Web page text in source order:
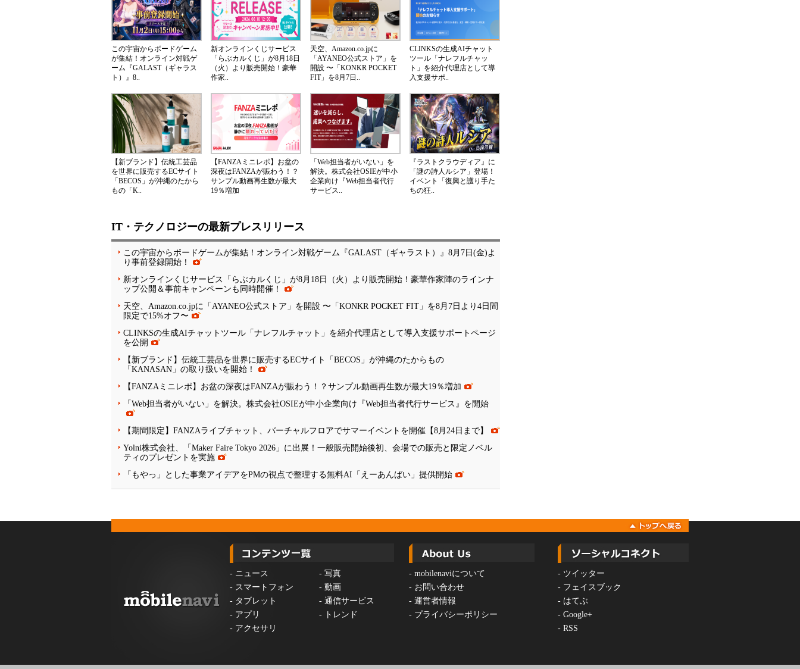
この宇宙からボードゲーム
が集結！オンライン対戦ゲ
ーム『GALAST（ギャラス
ト）』8..
新オンラインくじサービス
「らぶカルくじ」が8月18日
（火）より販売開始！豪華
作家..
天空、Amazon.co.jpに
「AYANEO公式ストア」を
開設 〜「KONKR POCKET
FIT」を8月7日..
CLINKSの生成AIチャット
ツール「ナレフルチャッ
ト」を紹介代理店として導
入支援サポ..
【新ブランド】伝統工芸品
を世界に販売するECサイト
「BECOS」が沖縄のたから
もの「K..
【FANZAミニレポ】お盆の
深夜はFANZAが賑わう！？
サンプル動画再生数が最大
19％増加
「Web担当者がいない」を
解決。株式会社OSIEが中小
企業向け『Web担当者代行
サービス..
『ラストクラウディア』に
「謎の詩人ルシア」登場！
イベント「復興と護り手た
ちの狂..
IT・テクノロジーの最新プレスリリース
この宇宙からボードゲームが集結！オンライン対戦ゲーム『GALAST（ギャラスト）』8月7日(金)よ
り事前登録開始！
新オンラインくじサービス「らぶカルくじ」が8月18日（火）より販売開始！豪華作家陣のラインナ
ップ公開＆事前キャンペーンも同時開催！
天空、Amazon.co.jpに「AYANEO公式ストア」を開設 〜「KONKR POCKET FIT」を8月7日より4日間
限定で15%オフ〜
CLINKSの生成AIチャットツール「ナレフルチャット」を紹介代理店として導入支援サポートページ
を公開
【新ブランド】伝統工芸品を世界に販売するECサイト「BECOS」が沖縄のたからもの
「KANASAN」の取り扱いを開始！
【FANZAミニレポ】お盆の深夜はFANZAが賑わう！？サンプル動画再生数が最大19％増加
「Web担当者がいない」を解決。株式会社OSIEが中小企業向け『Web担当者代行サービス』を開始
【期間限定】FANZAライブチャット、バーチャルフロアでサマーイベントを開催【8月24日まで】
Yolni株式会社、「Maker Faire Tokyo 2026」に出展！一般販売開始後初、会場での販売と限定ノベル
ティのプレゼントを実施
「もやっ」とした事業アイデアをPMの視点で整理する無料AI「えーあんばい」提供開始
- ニュース - 写真
- スマートフォン - 動画
- タブレット - 通信サービス
- アプリ -
トレンド
- アクセサリ
- mobilenaviについて
- お問い合わせ
- 運営者情報
- プライバシーポリシー
- ツイッター
- フェイスブック
- はてぶ
- Google+
- RSS